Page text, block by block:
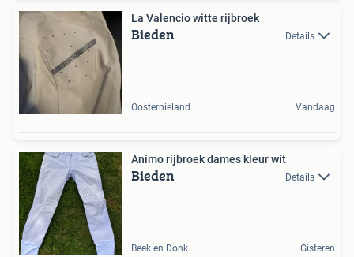
La Valencio witte rijbroek
Bieden Details
Oosternieland Vandaag
Animo rijbroek dames kleur wit
Bieden Details
Beek en Donk Gisteren